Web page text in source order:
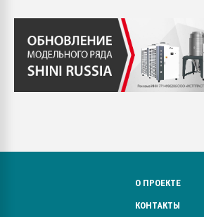
О ПРОЕКТЕ
КОНТАКТЫ